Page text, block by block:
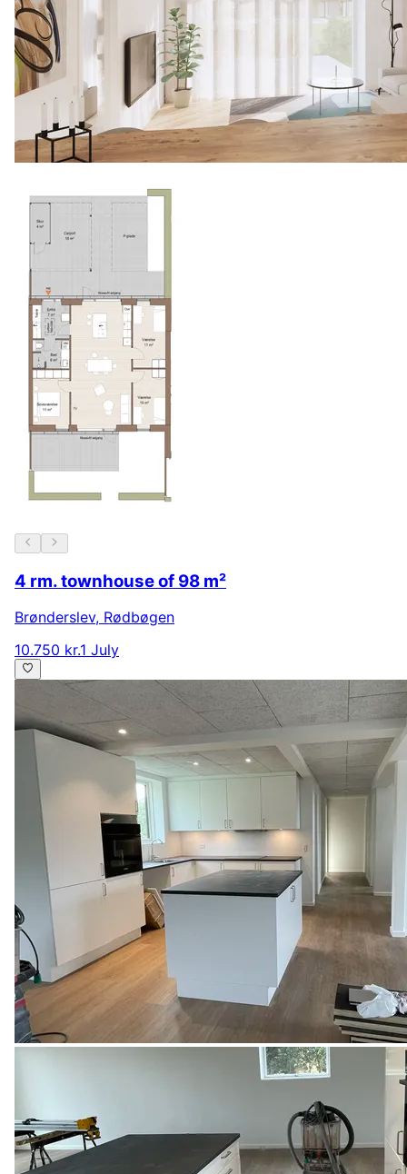
4 rm. townhouse of 98 m²
Brønderslev, Rødbøgen
10.750 kr.1 July